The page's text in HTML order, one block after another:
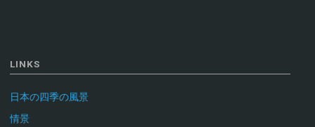
LINKS
日本の四季の風景
情景